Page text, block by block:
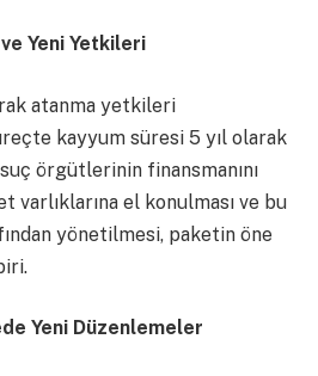
Yeni Yetkileri
atanma yetkileri
kayyum süresi 5 yıl olarak
örgütlerinin finansmanını
varlıklarına el konulması ve bu
yönetilmesi, paketin öne
Yeni Düzenlemeler